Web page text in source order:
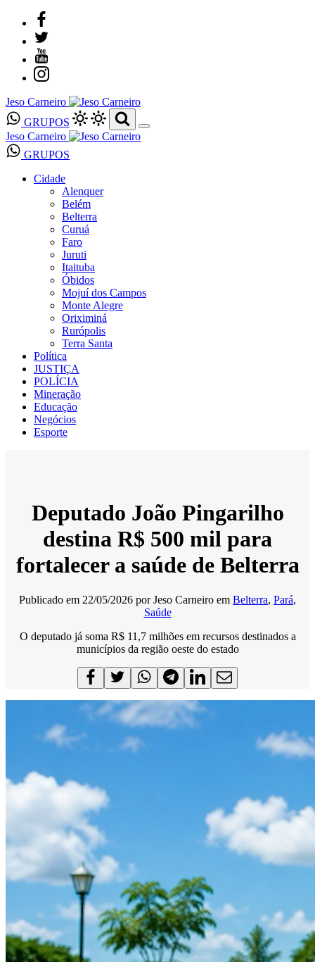
Jeso Carneiro
GRUPOS
Jeso Carneiro
GRUPOS
Cidade
Alenquer
Belém
Belterra
Curuá
Faro
Juruti
Itaituba
Óbidos
Mojuí dos Campos
Monte Alegre
Oriximiná
Rurópolis
Terra Santa
Política
JUSTIÇA
POLÍCIA
Mineração
Educação
Negócios
Esporte
Deputado João Pingarilho
destina R$ 500 mil para
fortalecer a saúde de Belterra
Publicado em 22/05/2026 porJeso Carneiro em Belterra, Pará,
Saúde
O deputado já soma R$ 11,7 milhões em recursos destinados a
municípios da região oeste do estado